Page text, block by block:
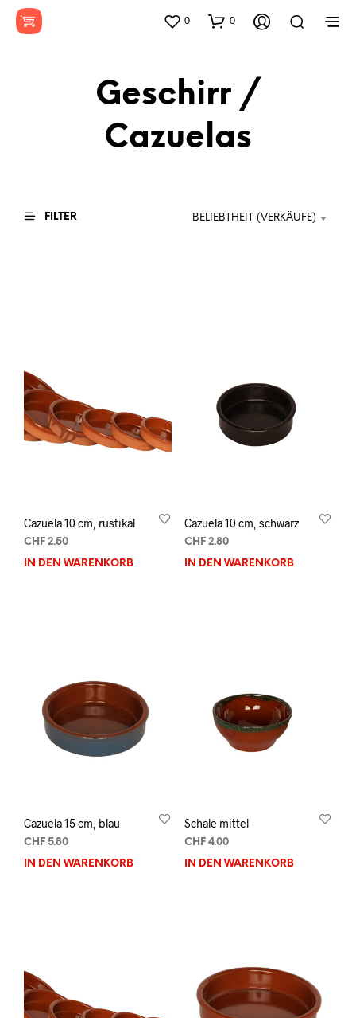
0 0
Geschirr /
Cazuelas
FILTER BELIEBTHEIT (VERKÄUFE)
Cazuela 10 cm, rustikal
CHF 2.50
IN DEN WARENKORB
Cazuela 10 cm, schwarz
CHF2.80
IN DEN WARENKORB
Cazuela 15 cm, blau
CHF 5.80
IN DEN WARENKORB
Schale mittel
CHF4.00
IN DEN WARENKORB